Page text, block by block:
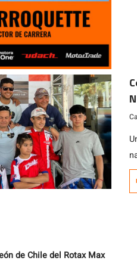
de Chile del Rotax Max